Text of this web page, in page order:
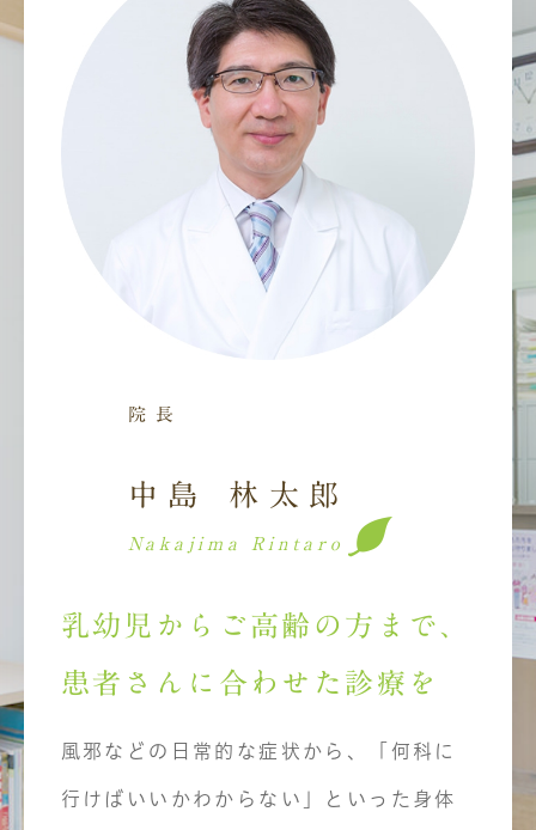
院長
中島 林太郎
Nakajima Rintaro
乳幼児からご高齢の方まで、
患者さんに合わせた診療を
風邪などの日常的な症状から、「何科に
行けばいいかわからない」といった身体